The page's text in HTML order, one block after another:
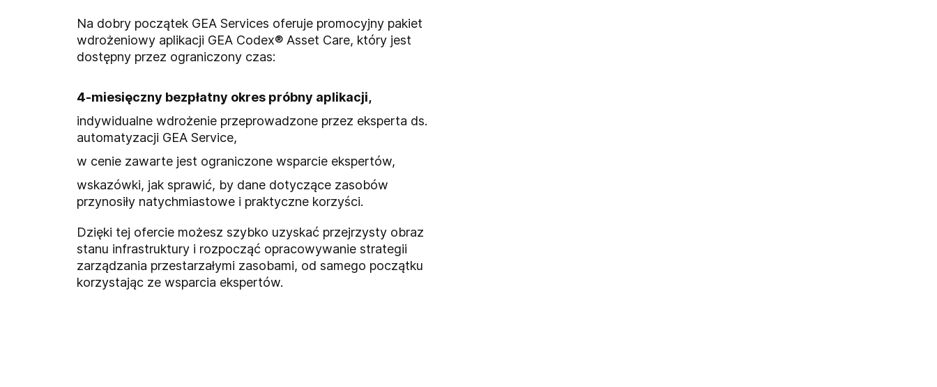
Na dobry początek GEA Services oferuje promocyjny pakiet
wdrożeniowy aplikacji GEA Codex® Asset Care, który jest
dostępny przez ograniczony czas:
4-miesięczny bezpłatny okres próbny aplikacji,
indywidualne wdrożenie przeprowadzone przez eksperta ds.
automatyzacji GEA Service,
w cenie zawarte jest ograniczone wsparcie ekspertów,
wskazówki, jak sprawić, by dane dotyczące zasobów
przynosiły natychmiastowe i praktyczne korzyści.
Dzięki tej ofercie możesz szybko uzyskać przejrzysty obraz
stanu infrastruktury i rozpocząć opracowywanie strategii
zarządzania przestarzałymi zasobami, od samego początku
korzystając ze wsparcia ekspertów.